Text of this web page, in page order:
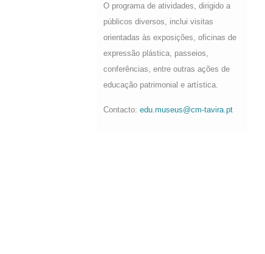
O programa de atividades, dirigido a
públicos diversos, inclui visitas
orientadas às exposições, oficinas de
expressão plástica, passeios,
conferências, entre outras ações de
educação patrimonial e artística.
Contacto: edu.museus@cm-tavira.pt